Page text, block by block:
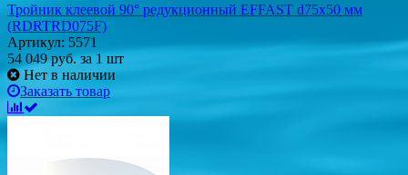
Тройник клеевой 90° редукционный EFFAST d75x50 мм
(RDRTRD075F)
Артикул: 5571
54 049руб.за 1 шт
Нет в наличии
Заказать товар